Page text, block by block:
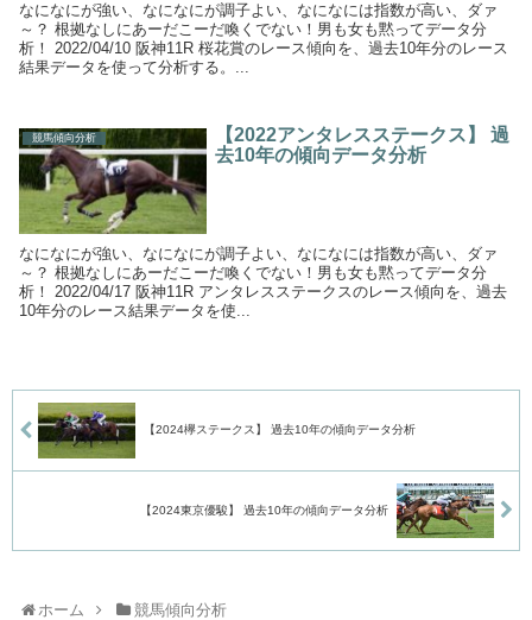
なになにが強い、なになにが調子よい、なになには指数が高い、ダァ
～？ 根拠なしにあーだこーだ喚くでない！男も女も黙ってデータ分
析！ 2022/04/10 阪神11R 桜花賞のレース傾向を、過去10年分のレース
結果データを使って分析する。...
競馬傾向分析
【2022アンタレスステークス】 過
去10年の傾向データ分析
なになにが強い、なになにが調子よい、なになには指数が高い、ダァ
～？ 根拠なしにあーだこーだ喚くでない！男も女も黙ってデータ分
析！ 2022/04/17 阪神11R アンタレスステークスのレース傾向を、過去
10年分のレース結果データを使...
【2024欅ステークス】 過去10年の傾向データ分析
【2024東京優駿】 過去10年の傾向データ分析
ホーム 競馬傾向分析